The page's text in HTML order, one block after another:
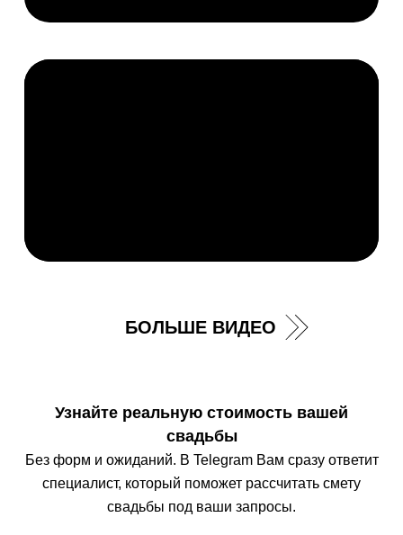
Узнайте реальную стоимость вашей
свадьбы
Без форм и ожиданий. В Telegram Вам сразу ответит
специалист, который поможет рассчитать смету
свадьбы под ваши запросы.